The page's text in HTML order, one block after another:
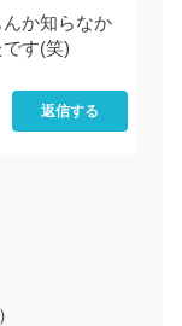
か知らなか
す(笑)
返信する